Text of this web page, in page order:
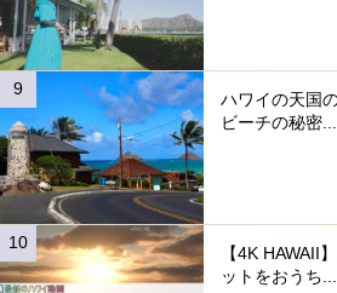
ハワイの天国
ビーチの秘密...
【4K HAWAII
ットをおうち...